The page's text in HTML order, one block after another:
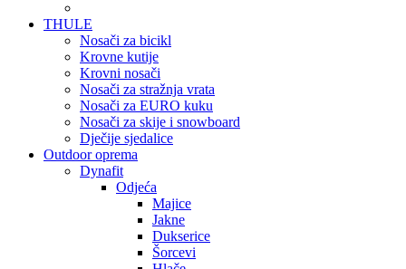
THULE
Nosači za bicikl
Krovne kutije
Krovni nosači
Nosači za stražnja vrata
Nosači za EURO kuku
Nosači za skije i snowboard
Dječije sjedalice
Outdoor oprema
Dynafit
Odjeća
Majice
Jakne
Dukserice
Šorcevi